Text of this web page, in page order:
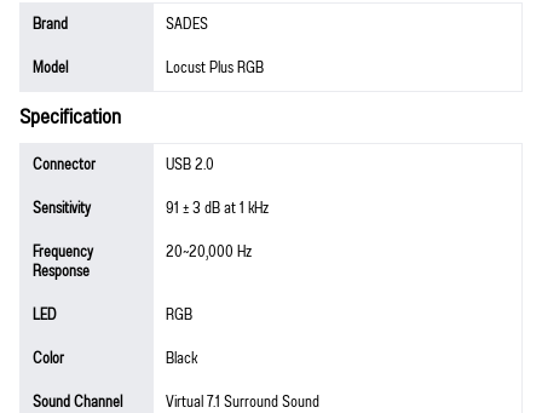
Brand
SADES
Model
Locust Plus RGB
Specification
Connector
USB 2.0
Sensitivity
91 ± 3 dB at 1 kHz
Frequency
Response
20~20,000 Hz
LED
RGB
Color
Black
Sound Channel
Virtual 7.1 Surround Sound